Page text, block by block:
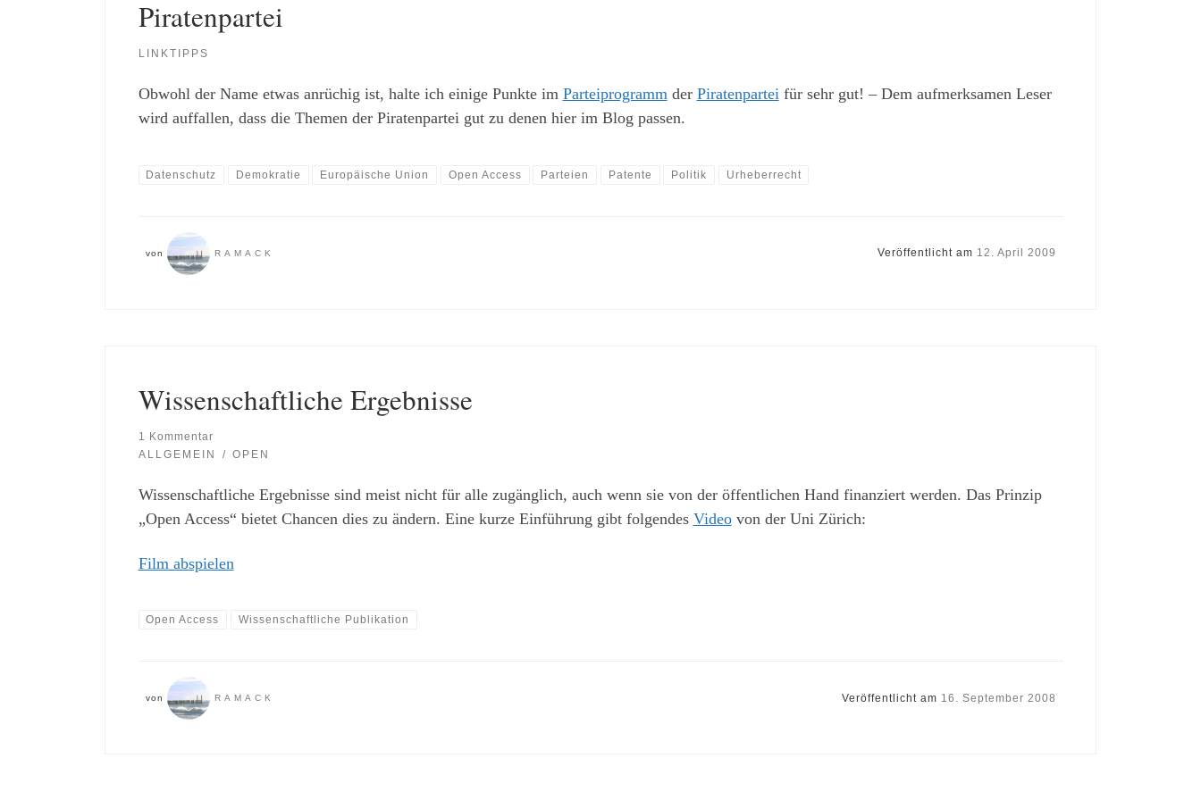
Piratenpartei
LINKTIPPS
Obwohl der Name etwas anrüchig ist, halte ich einige Punkte im Parteiprogrammder Piratenparteifür sehr gut! – Dem aufmerksamen Leser
wird auffallen, dass die Themen der Piratenpartei gut zu denen hier im Blog passen.
Datenschutz Demokratie Europäische Union Open Access Parteien Patente Politik Urheberrecht
von RAMACK Veröffentlicht am 12. April 2009
Wissenschaftliche Ergebnisse
1 Kommentar
ALLGEMEIN
OPEN
Wissenschaftliche Ergebnisse sind meist nicht für alle zugänglich, auch wenn sie von der öffentlichen Hand finanziert werden. Das Prinzip
„Open Access“ bietet Chancen dies zu ändern. Eine kurze Einführung gibt folgendes Videovon der Uni Zürich:
Film abspielen
Open Access Wissenschaftliche Publikation
von RAMACK Veröffentlicht am 16. September 2008